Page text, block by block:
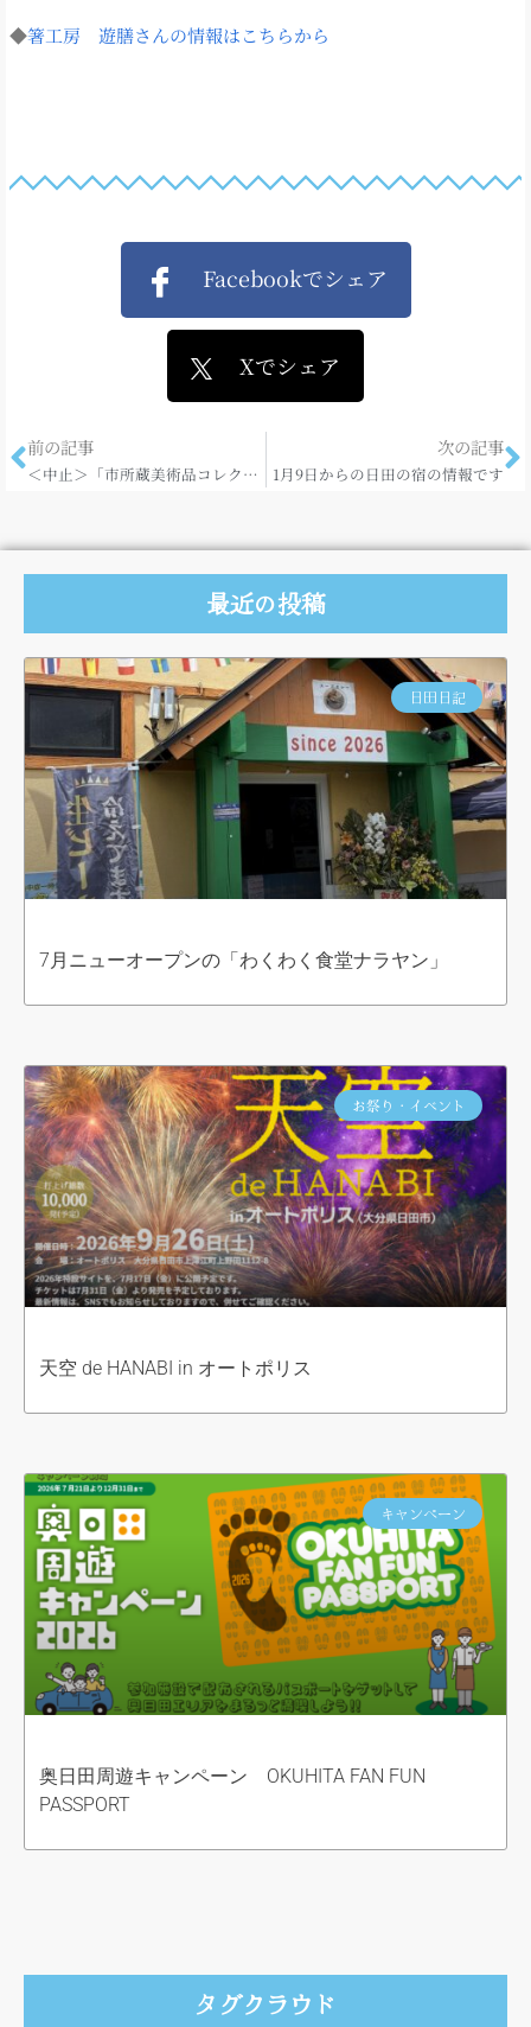
◆箸工房 遊膳さんの情報はこちらから
Facebookでシェア
Xでシェア
前の記事
＜中止＞「市所蔵美術品コレクション展」
次の記事
1月9日からの日田の宿の情報です
最近の投稿
日田日記
7月ニューオープンの「わくわく食堂ナラヤン」
お祭り・イベント
天空 de HANABI in オートポリス
キャンペーン
奥日田周遊キャンペーン OKUHITA FAN FUN
PASSPORT
タグクラウド